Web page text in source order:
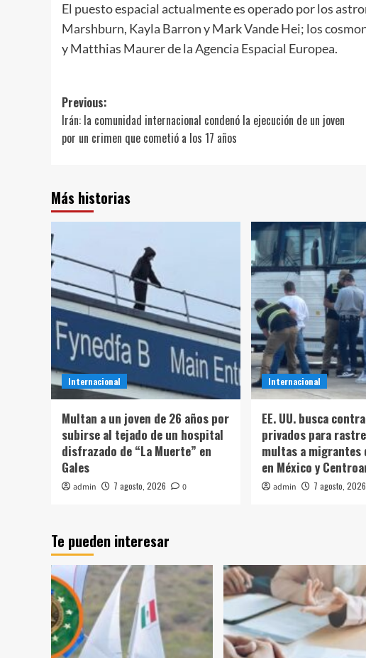
El puesto espacial actualmente es operado por los
Marshburn, Kayla Barron y Mark Vande Hei; los
y Matthias Maurer de la Agencia Espacial Europea.
Post
navigation
Previous:
Irán: la comunidad internacional condenó la ejecución de un joven
por un crimen que cometió a los 17 años
Más historias
Internacional
Multan a un joven de 26 años por
subirse al tejado de un hospital
disfrazado de “La Muerte” en
Gales
admin 7 agosto, 2026 0
Internacional
EE. UU. busca
privados para
multas a migrantes
en México y
admin 7 agosto, 2026
Te pueden interesar